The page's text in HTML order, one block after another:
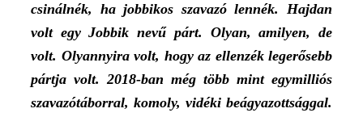
csinálnék, ha jobbikos szavazó lennék. Hajdan
volt egy Jobbik nevű párt. Olyan, amilyen, de
volt. Olyannyira volt, hogy az ellenzék legerősebb
pártja volt. 2018-ban még több mint egymilliós
szavazótáborral, komoly, vidéki beágyazottsággal.